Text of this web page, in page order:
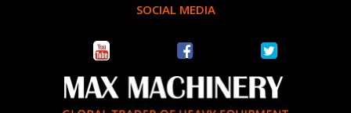
SOCIAL MEDIA